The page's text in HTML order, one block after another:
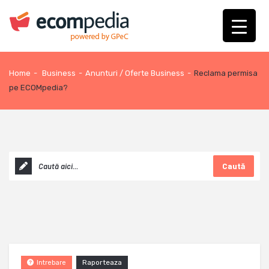
Home - Business - Anunturi / Oferte Business - Reclama permisa
pe ECOMpedia?
Caută
Raporteaza
Intrebare